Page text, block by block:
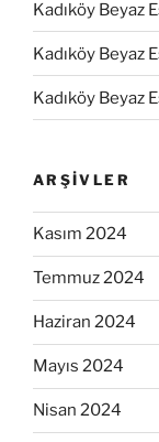
Kadıköy Beyaz
Kadıköy Beyaz
Kadıköy Beyaz
ARŞIVLER
Kasım 2024
Temmuz 2024
Haziran 2024
Mayıs 2024
Nisan 2024